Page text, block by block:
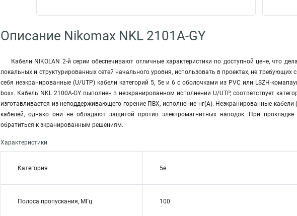
Описание Nikomax NKL 2101A-GY
Кабели NIKOLAN 2-й серии обеспечивают отличные характеристики по доступной цене, что
локальных и структурированных сетей начального уровня, использовать в проектах, не
себя неэкранированные (U/UTP) кабели категорий 5, 5е и 6 с оболочками из PVC или LSZH-
box». Кабель NKL 2100A-GY выполнен в неэкранированном исполнении U/UTP, соответствует
изготавливается из неподдерживающего горение ПВХ, исполнение нг(A). Неэкранированные
кабелей, однако они не обладают защитой против электромагнитных наводок. При
обратиться к экранированным решениям.
Характеристики
Категория 5e
Полоса пропускания, МГц 100